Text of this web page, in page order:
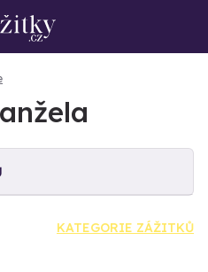
KATEGORIE ZÁŽITKŮ